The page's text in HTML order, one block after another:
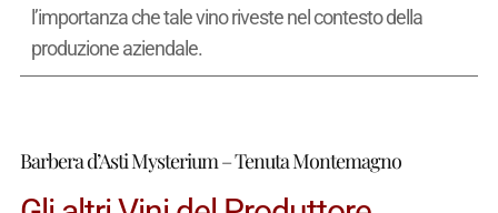
l’importanza che tale vino riveste nel contesto della
produzione aziendale.
Barbera d’Asti Mysterium – Tenuta Montemagno